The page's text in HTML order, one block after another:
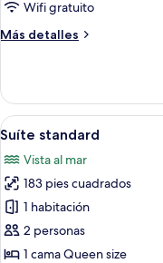
Wifi gratuito
Más detalles
Más
Executiva
Abrir
todas
las
fotos
de
Suíte
standard
5
Suíte standard
Vista al mar
183 pies cuadrados
1 habitación
2 personas
1 cama Queen size